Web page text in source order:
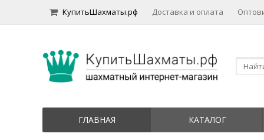
КупитьШахматы.рф Доставка и оплата
ГЛАВНАЯ КАТАЛОГ